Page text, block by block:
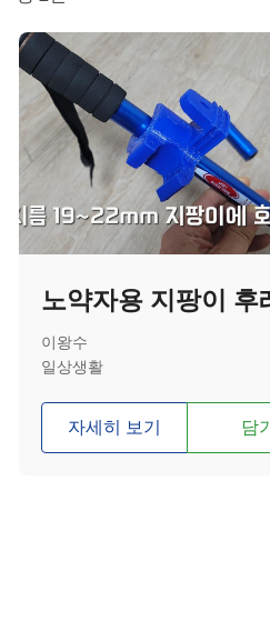
이왕수
일상생활
자세히 보기 담기